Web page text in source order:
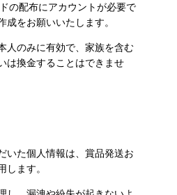
の配布にアカウントが必要で
をお願いいたします。
人のみに有効で、家族を含む
は換金することはできませ
いた個人情報は、賞品発送お
します。